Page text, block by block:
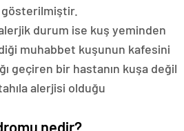
durum ise kuş yeminden
muhabbet kuşunun kafesini
geçiren bir hastanın kuşa değil
alerjisi olduğu
nedir?